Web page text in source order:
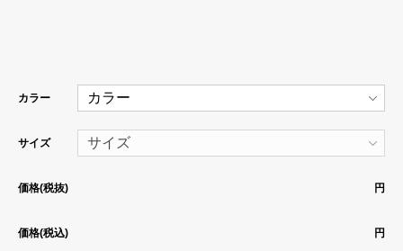
カラー
サイズ
価格(税抜) 円
価格(税込) 円